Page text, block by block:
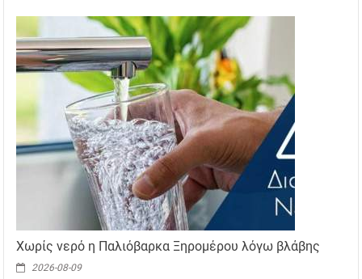
Χωρίς νερό η Παλιόβαρκα Ξηρομέρου λόγω βλάβης
2026-08-09